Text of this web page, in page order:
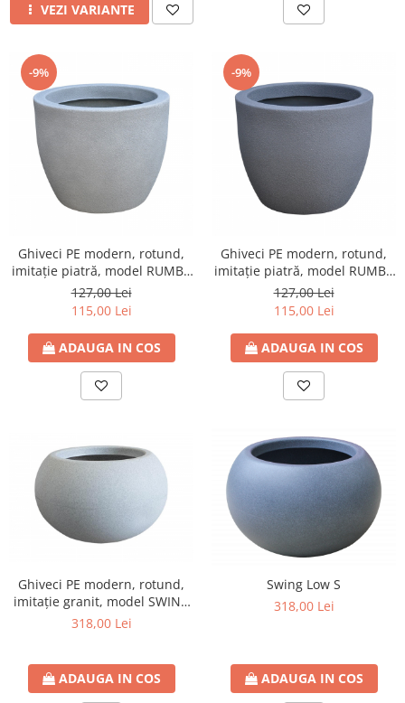
VEZI VARIANTE
-9%
Ghiveci PE modern, rotund,
imitație piatră, model RUMBA
S
127,00 Lei
115,00 Lei
ADAUGA IN COS
-9%
Ghiveci PE modern, rotund,
imitație piatră, model RUMBA
S
127,00 Lei
115,00 Lei
ADAUGA IN COS
Ghiveci PE modern, rotund,
imitație granit, model SWING
LOW S
318,00 Lei
ADAUGA IN COS
Swing Low S
318,00 Lei
ADAUGA IN COS